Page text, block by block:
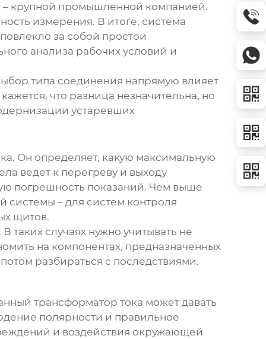
крупной промышленной компанией.
измерения. В итоге, система
за собой простои
анализа рабочих условий и
типа соединения напрямую влияет
что разница незначительна, но
устаревших
. Он определяет, какую максимальную
ведет к перегреву и выходу
погрешность показаний. Чем выше
системы – для систем контроля
щитов.
таких случаях нужно учитывать не
на компонентах, предназначенных
разбираться с последствиями.
трансформатор тока может давать
полярности и правильное
и воздействия окружающей